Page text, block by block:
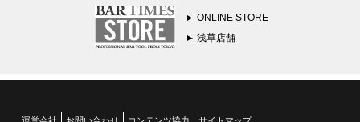
ONLINE STORE
浅草店舗